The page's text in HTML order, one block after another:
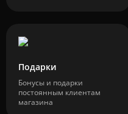
Подарки
Бонусы и подарки
постоянным клиентам
магазина